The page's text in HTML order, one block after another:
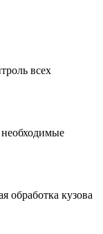
всех
обработка кузова